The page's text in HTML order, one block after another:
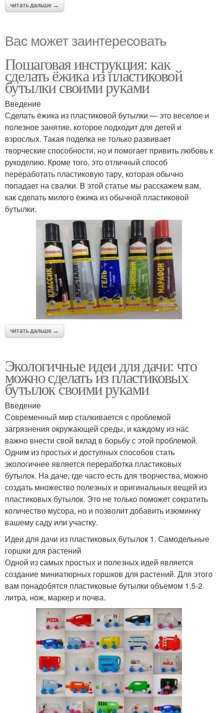
читать дальше →
Вас может заинтересовать
Пошаговая инструкция: как
сделать ёжика из пластиковой
бутылки своими руками
Введение
Сделать ёжика из пластиковой бутылки — это веселое и
полезное занятие, которое подходит для детей и
взрослых. Такая поделка не только развивает
творческие способности, но и помогает привить любовь к
рукоделию. Кроме того, это отличный способ
переработать пластиковую тару, которая обычно
попадает на свалки. В этой статье мы расскажем вам,
как сделать милого ёжика из обычной пластиковой
бутылки.
читать дальше →
Экологичные идеи для дачи: что
можно сделать из пластиковых
бутылок своими руками
Введение
Современный мир сталкивается с проблемой
загрязнения окружающей среды, и каждому из нас
важно внести свой вклад в борьбу с этой проблемой.
Одним из простых и доступных способов стать
экологичнее является переработка пластиковых
бутылок. На даче, где часто есть для творчества, можно
создать множество полезных и оригинальных вещей из
пластиковых бутылок. Это не только поможет сократить
количество мусора, но и позволит добавить изюминку
вашему саду или участку.
Идеи для дачи из пластиковых бутылок 1. Самодельные
горшки для растений
Одной из самых простых и полезных идей является
создание миниатюрных горшков для растений. Для этого
вам понадобятся пластиковые бутылки объемом 1,5-2
литра, нож, маркер и почва.